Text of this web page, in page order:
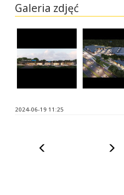
Galeria zdjęć
Po
na
obrazku
otwarte
wersją
After
on
the
a
2024-06-19 11:25